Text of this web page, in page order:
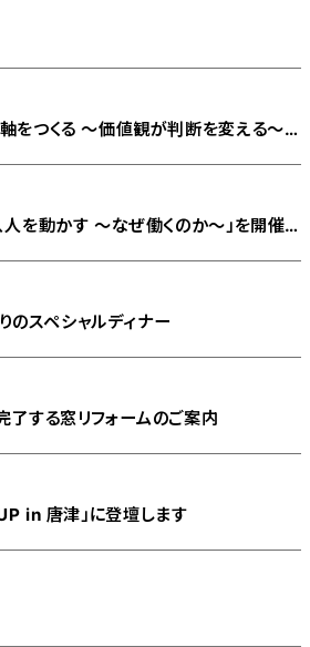
をつくる ～価値観が判断を変える～」
を動かす ～なぜ働くのか～」を開催し
のスペシャルディナー
了する窓リフォームのご案内
in 唐津」に登壇します